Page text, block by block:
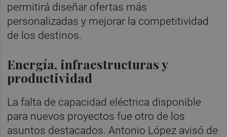
permitirá diseñar ofertas más
personalizadas y mejorar la competitividad
de los destinos.
Energía, infraestructuras y
productividad
La falta de capacidad eléctrica disponible
para nuevos proyectos fue otro de los
asuntos destacados. Antonio López avisó de